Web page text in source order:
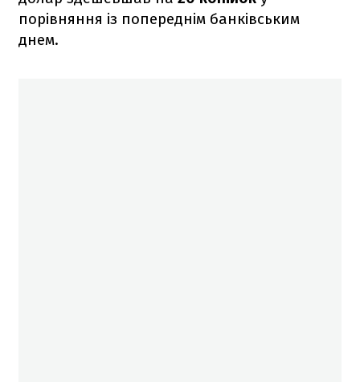
порівняння із попереднім банківським
днем.